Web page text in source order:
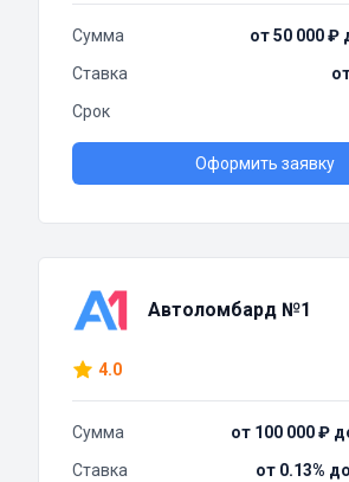
Сумма
от 50 000 ₽
Ставка
Срок
Оформить заявку
Автоломбард №1
4.0
Сумма
от 100 000 ₽
Ставка
от 0.13%